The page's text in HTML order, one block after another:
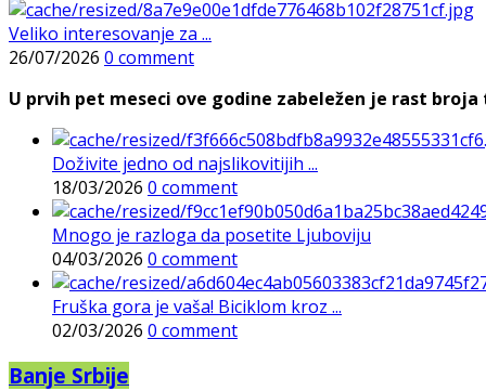
Veliko interesovanje za ...
26/07/2026 0 comment
U prvih pet meseci ove godine zabeležen je rast
Doživite jedno od najslikovitijih ...
18/03/2026 0 comment
Mnogo je razloga da posetite Ljuboviju
04/03/2026 0 comment
Fruška gora je vaša! Biciklom kroz ...
02/03/2026 0 comment
Banje Srbije